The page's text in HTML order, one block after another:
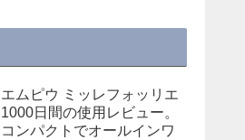
エムピウ ミッレフォッリエ
1000日間の使用レビュー。
コンパクトでオールインワ